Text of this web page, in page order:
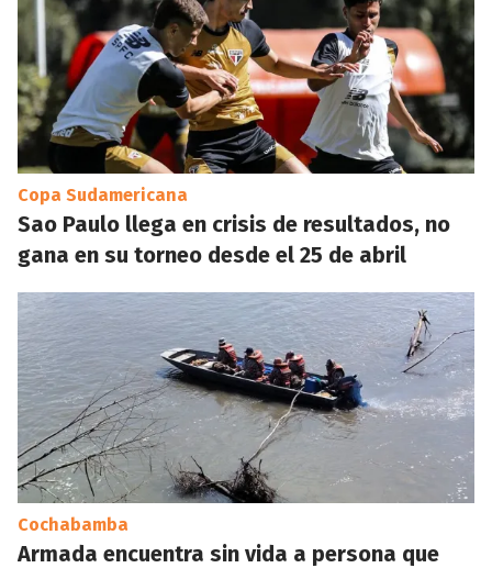
Copa Sudamericana
Sao Paulo llega en crisis de resultados, no
gana en su torneo desde el 25 de abril
Cochabamba
Armada encuentra sin vida a persona que